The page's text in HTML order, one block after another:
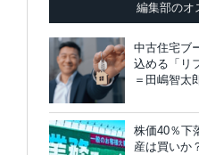
編集部のオ
中古住宅ブ
込める「リ
＝田嶋智太
株価40％下
産は買いか